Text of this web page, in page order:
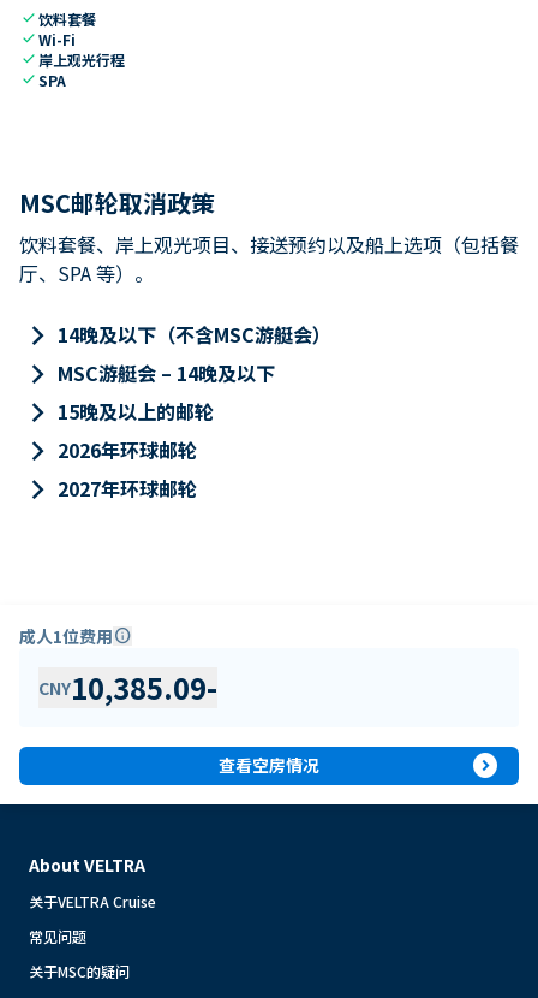
check饮料套餐
checkWi-Fi
check 岸上观光行程
checkSPA
MSC邮轮取消政策
饮料套餐、岸上观光项目、接送预约以及船上选项（包括餐
厅、SPA 等）。
keyboard_arrow_right 14晚及以下（不含MSC游艇会）
keyboard_arrow_right MSC游艇会 – 14晚及以下
keyboard_arrow_right 15晚及以上的邮轮
keyboard_arrow_right 2026年环球邮轮
keyboard_arrow_right 2027年环球邮轮
成人1位费用info
CNY10,385.09-
查看空房情况 expand_circle_right
About VELTRA
关于VELTRA Cruise
常见问题
关于MSC的疑问